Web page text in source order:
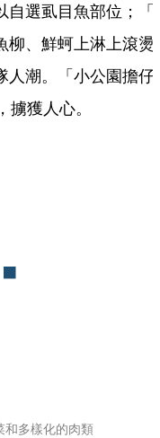
自選虱目魚部位；「
柳、鮮蚵上淋上滾燙
人潮。「小公園擔仔
獲人心。
和多樣化的肉類